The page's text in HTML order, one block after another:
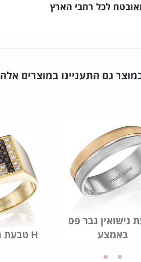
לכל רחבי הארץ
גם התעניינו במוצרים אלה
טבעת גבר יהלומים H
נישואין גבר פס
באמצע